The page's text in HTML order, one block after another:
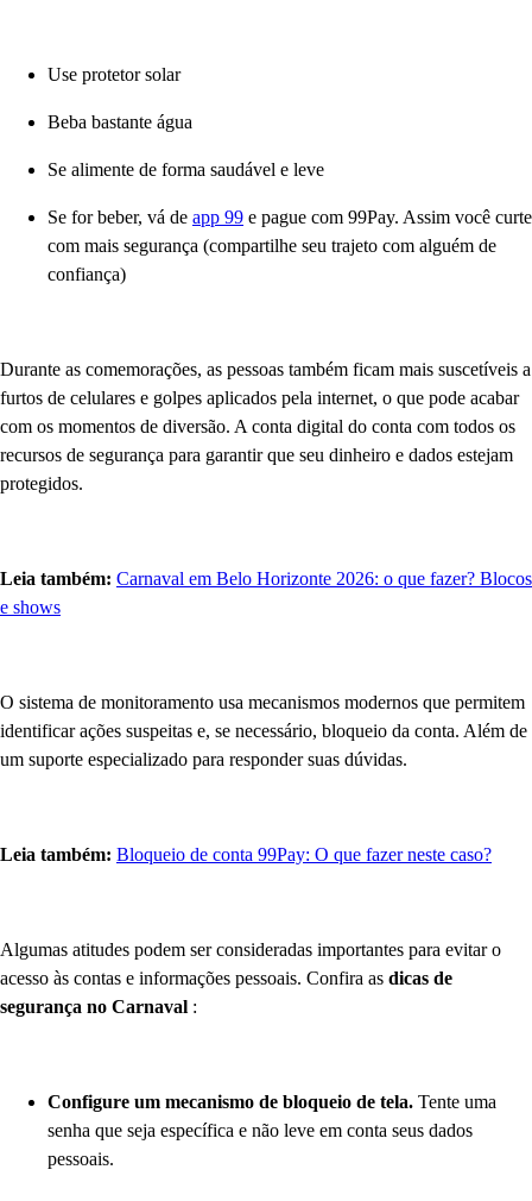
Use protetor solar
Beba bastante água
Se alimente de forma saudável e leve
Se for beber, vá de app 99 e pague com 99Pay. Assim você curte
com mais segurança (compartilhe seu trajeto com alguém de
confiança)
Durante as comemorações, as pessoas também ficam mais suscetíveis a
furtos de celulares e golpes aplicados pela internet, o que pode acabar
com os momentos de diversão. A conta digital do conta com todos os
recursos de segurança para garantir que seu dinheiro e dados estejam
protegidos.
Leia também: Carnaval em Belo Horizonte 2026: o que fazer? Blocos
e shows
O sistema de monitoramento usa mecanismos modernos que permitem
identificar ações suspeitas e, se necessário, bloqueio da conta. Além de
um suporte especializado para responder suas dúvidas.
Leia também: Bloqueio de conta 99Pay: O que fazer neste caso?
Algumas atitudes podem ser consideradas importantes para evitar o
acesso às contas e informações pessoais. Confira as dicas de
segurança no Carnaval :
Configure um mecanismo de bloqueio de tela. Tente uma
senha que seja específica e não leve em conta seus dados
pessoais.